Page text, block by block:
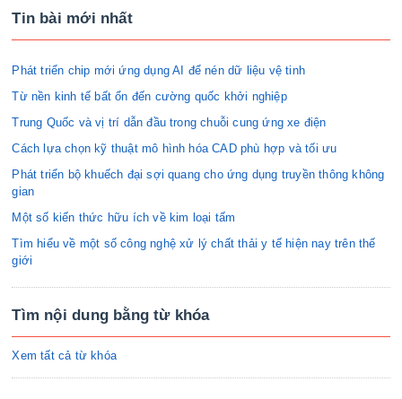
Tin bài mới nhất
Phát triển chip mới ứng dụng AI để nén dữ liệu vệ tinh
Từ nền kinh tế bất ổn đến cường quốc khởi nghiệp
Trung Quốc và vị trí dẫn đầu trong chuỗi cung ứng xe điện
Cách lựa chọn kỹ thuật mô hình hóa CAD phù hợp và tối ưu
Phát triển bộ khuếch đại sợi quang cho ứng dụng truyền thông không
gian
Một số kiến thức hữu ích về kim loại tấm
Tìm hiểu về một số công nghệ xử lý chất thải y tế hiện nay trên thế
giới
Tìm nội dung bằng từ khóa
Xem tất cả từ khóa